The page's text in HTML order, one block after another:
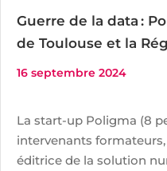
Guerre de la data :
de Toulouse et la
16 septembre 2024
La start-up Poligma (8
intervenants
éditrice de la solution